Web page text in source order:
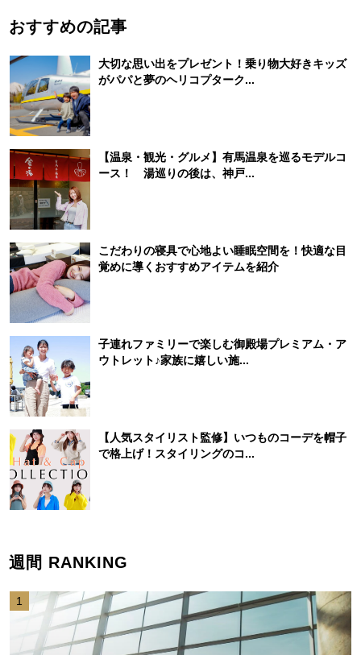
おすすめの記事
大切な思い出をプレゼント！乗り物大好きキッズ
がパパと夢のヘリコプターク...
【温泉・観光・グルメ】有馬温泉を巡るモデルコ
ース！ 湯巡りの後は、神戸...
こだわりの寝具で心地よい睡眠空間を！快適な目
覚めに導くおすすめアイテムを紹介
子連れファミリーで楽しむ御殿場プレミアム・ア
ウトレット♪家族に嬉しい施...
【人気スタイリスト監修】いつものコーデを帽子
で格上げ！スタイリングのコ...
週間 RANKING
1